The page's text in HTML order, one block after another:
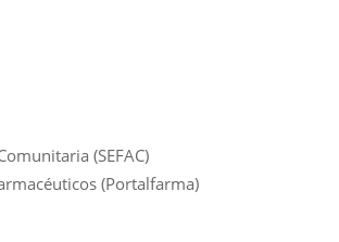
(SEFAC)
(Portalfarma)